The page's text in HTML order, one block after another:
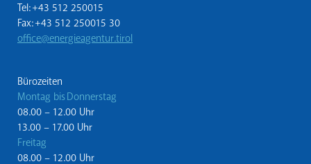
Tel: +43 512 250015
Fax: +43 512 250015 30
office@energieagentur.tirol
Bürozeiten
Montag bis Donnerstag
08.00 – 12.00 Uhr
13.00 – 17.00 Uhr
Freitag
08.00 – 12.00 Uhr